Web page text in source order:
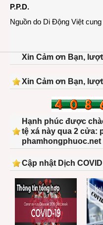
P.P.D.
Nguồn do Di Động Việt
Xin Cảm ơn Bạn,
Xin Cảm ơn Bạn,
Hạnh phúc được
tệ xá này qua 2 cửa:
phamhongphuoc.net
Cập nhật Dịch